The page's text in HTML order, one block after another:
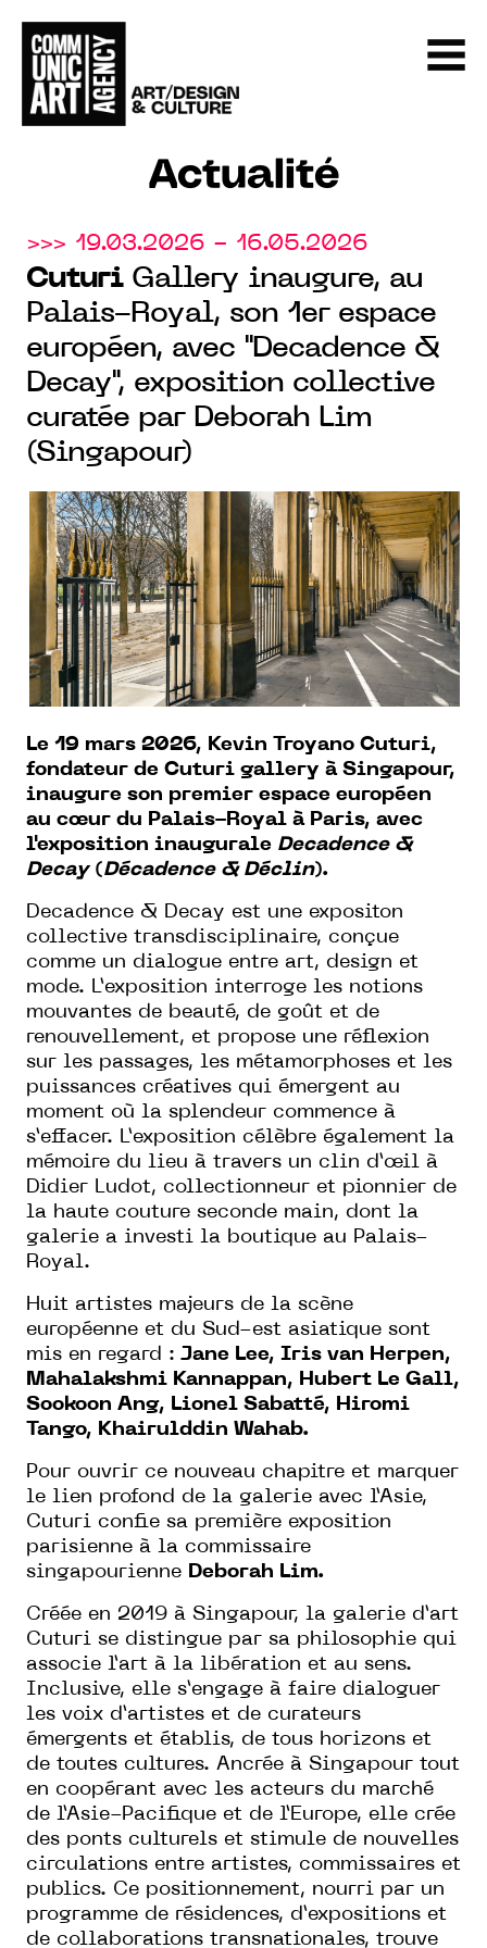
Actualité
>>> 19.03.2026 - 16.05.2026
CuturiGallery inaugure, au
Palais-Royal, son 1er espace
européen, avec "Decadence &
Decay", exposition collective
curatée par Deborah Lim
(Singapour)
Le 19 mars 2026, Kevin Troyano Cuturi,
fondateur de Cuturi gallery à Singapour,
inaugure son premier espace européen
au cœur du Palais-Royal à Paris, avec
l'exposition inaugurale Decadence &
Decay(Décadence & Déclin).
Decadence & Decay est une expositon
collective transdisciplinaire, conçue
comme un dialogue entre art, design et
mode. L’exposition interroge les notions
mouvantes de beauté, de goût et de
renouvellement, et propose une réflexion
sur les passages, les métamorphoses et les
puissances créatives qui émergent au
moment où la splendeur commence à
s’effacer. L’exposition célèbre également la
mémoire du lieu à travers un clin d’œil à
Didier Ludot, collectionneur et pionnier de
la haute couture seconde main, dont la
galerie a investi la boutique au Palais-
Royal.
Huit artistes majeurs de la scène
européenne et du Sud-est asiatique sont
mis en regard : Jane Lee, Iris van Herpen,
Mahalakshmi Kannappan, Hubert Le Gall,
Sookoon Ang, Lionel Sabatté, Hiromi
Tango, Khairulddin Wahab.
Pour ouvrir ce nouveau chapitre et marquer
le lien profond de la galerie avec l’Asie,
Cuturi confie sa première exposition
parisienne à la commissaire
singapourienne Deborah Lim.
Créée en 2019 à Singapour, la galerie d’art
Cuturi se distingue par sa philosophie qui
associe l’art à la libération et au sens.
Inclusive, elle s’engage à faire dialoguer
les voix d’artistes et de curateurs
émergents et établis, de tous horizons et
de toutes cultures. Ancrée à Singapour tout
en coopérant avec les acteurs du marché
de l’Asie-Pacifique et de l’Europe, elle crée
des ponts culturels et stimule de nouvelles
circulations entre artistes, commissaires et
publics. Ce positionnement, nourri par un
programme de résidences, d’expositions et
de collaborations transnationales, trouve